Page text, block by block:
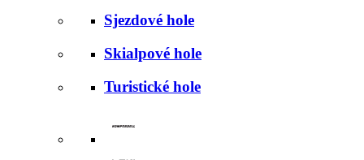
Sjezdové hole
Skialpové hole
Turistické hole